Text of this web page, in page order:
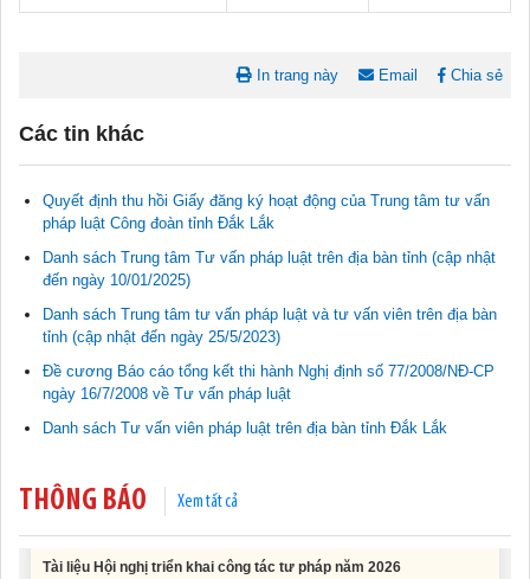
In trang này Email Chia sẻ
Các tin khác
Quyết định thu hồi Giấy đăng ký hoạt động của Trung tâm tư vấn
pháp luật Công đoàn tỉnh Đắk Lắk
Danh sách Trung tâm Tư vấn pháp luật trên địa bàn tỉnh (cập nhật
đến ngày 10/01/2025)
Danh sách Trung tâm tư vấn pháp luật và tư vấn viên trên địa bàn
tỉnh (cập nhật đến ngày 25/5/2023)
Đề cương Báo cáo tổng kết thi hành Nghị định số 77/2008/NĐ-CP
ngày 16/7/2008 về Tư vấn pháp luật
Danh sách Tư vấn viên pháp luật trên địa bàn tỉnh Đắk Lắk
THÔNG BÁO Xem tất cả
Tài liệu phục vụ tiêu chí tiếp cận pháp luật trong đánh giá Nông
thôn mới
2025
Tài liệu Hội nghị triển khai công tác tư pháp năm 2026
12/01/2026 14:30:21